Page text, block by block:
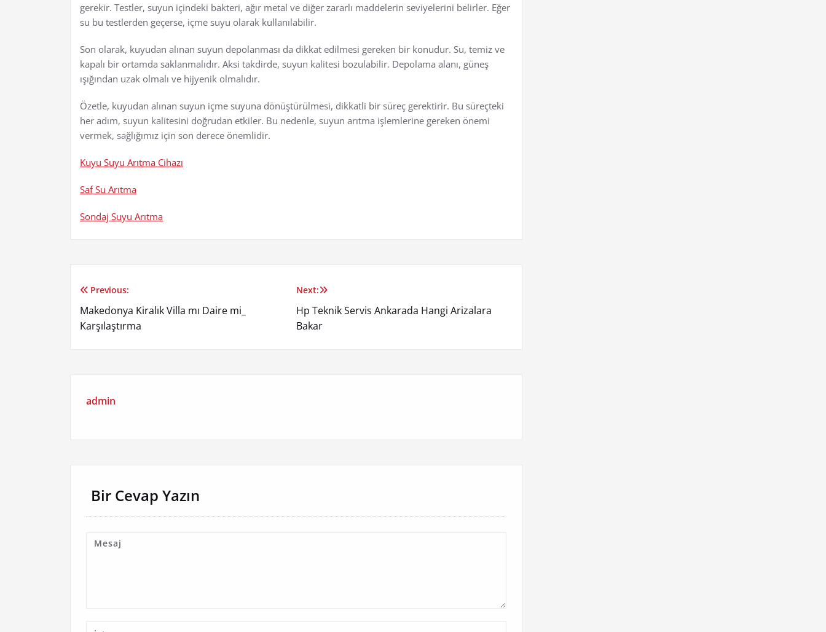
gerekir. Testler, suyun içindeki bakteri, ağır metal ve diğer zararlı maddelerin seviyelerini belirler. Eğer
su bu testlerden geçerse, içme suyu olarak kullanılabilir.
Son olarak, kuyudan alınan suyun depolanması da dikkat edilmesi gereken bir konudur. Su, temiz ve
kapalı bir ortamda saklanmalıdır. Aksi takdirde, suyun kalitesi bozulabilir. Depolama alanı, güneş
ışığından uzak olmalı ve hijyenik olmalıdır.
Özetle, kuyudan alınan suyun içme suyuna dönüştürülmesi, dikkatli bir süreç gerektirir. Bu süreçteki
her adım, suyun kalitesini doğrudan etkiler. Bu nedenle, suyun arıtma işlemlerine gereken önemi
vermek, sağlığımız için son derece önemlidir.
Kuyu Suyu Arıtma Cihazı
Saf Su Arıtma
Sondaj Suyu Arıtma
Yazı
gezinmesi
Previous:
Makedonya Kiralık Villa mı Daire mi_
Karşılaştırma
Next:
Hp Teknik Servis Ankarada Hangi Arizalara
Bakar
admin
Bir Cevap Yazın